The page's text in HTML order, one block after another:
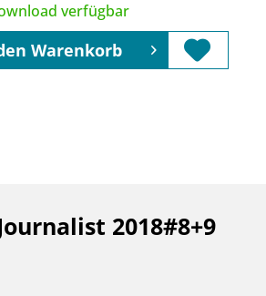
verfügbar
Warenkorb
2018#8+9